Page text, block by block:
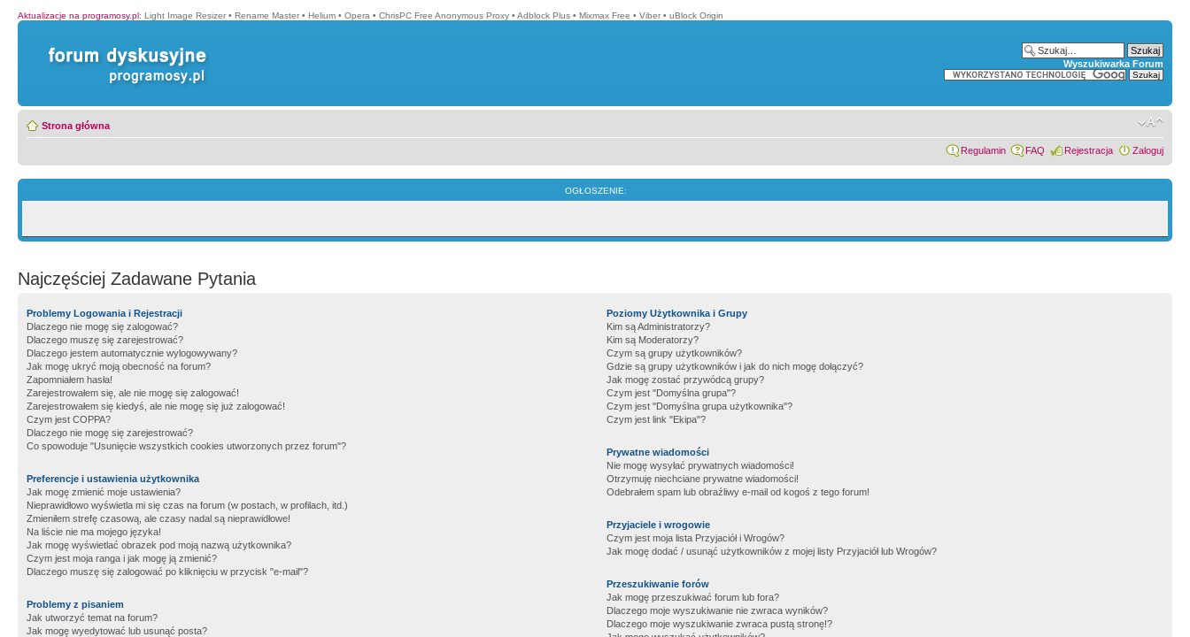
Aktualizacje na programosy.pl: Light Image Resizer • Rename Master • Helium • Opera • ChrisPC Free Anonymous Proxy • Adblock Plus • Mixmax Free • Viber • uBlock Origin
Wyszukiwarka Forum
Strona główna
Regulamin FAQ Rejestracja Zaloguj
OGŁOSZENIE:
Najczęściej Zadawane Pytania
Problemy Logowania i Rejestracji
Dlaczego nie mogę się zalogować?
Dlaczego muszę się zarejestrować?
Dlaczego jestem automatycznie wylogowywany?
Jak mogę ukryć moją obecność na forum?
Zapomniałem hasła!
Zarejestrowałem się, ale nie mogę się zalogować!
Zarejestrowałem się kiedyś, ale nie mogę się już zalogować!
Czym jest COPPA?
Dlaczego nie mogę się zarejestrować?
Co spowoduje "Usunięcie wszystkich cookies utworzonych przez forum"?
Preferencje i ustawienia użytkownika
Jak mogę zmienić moje ustawienia?
Nieprawidłowo wyświetla mi się czas na forum (w postach, w profilach, itd.)
Zmieniłem strefę czasową, ale czasy nadal są nieprawidłowe!
Na liście nie ma mojego języka!
Jak mogę wyświetlać obrazek pod moją nazwą użytkownika?
Czym jest moja ranga i jak mogę ją zmienić?
Dlaczego muszę się zalogować po kliknięciu w przycisk "e-mail"?
Problemy z pisaniem
Jak utworzyć temat na forum?
Jak mogę wyedytować lub usunąć posta?
Poziomy Użytkownika i Grupy
Kim są Administratorzy?
Kim są Moderatorzy?
Czym są grupy użytkowników?
Gdzie są grupy użytkowników i jak do nich mogę dołączyć?
Jak mogę zostać przywódcą grupy?
Czym jest "Domyślna grupa"?
Czym jest "Domyślna grupa użytkownika"?
Czym jest link "Ekipa"?
Prywatne wiadomości
Nie mogę wysyłać prywatnych wiadomości!
Otrzymuję niechciane prywatne wiadomości!
Odebrałem spam lub obraźliwy e-mail od kogoś z tego forum!
Przyjaciele i wrogowie
Czym jest moja lista Przyjaciół i Wrogów?
Jak mogę dodać / usunąć użytkowników z mojej listy Przyjaciół lub Wrogów?
Przeszukiwanie forów
Jak mogę przeszukiwać forum lub fora?
Dlaczego moje wyszukiwanie nie zwraca wyników?
Dlaczego moje wyszukiwanie zwraca pustą stronę!?